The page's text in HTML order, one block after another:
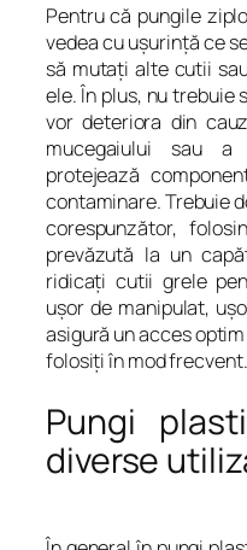
Pentru că pungile
vedea cu uşurinţă ce
să mutaţi alte cutii
ele. În plus, nu trebuie
vor deteriora din
mucegaiului sau a
protejează
contaminare. Trebuie
corespunzător,
prevăzută la un
ridicaţi cutii grele
uşor de manipulat,
asigură un acces
folosiţi în mod frecvent.
Pungi
diverse